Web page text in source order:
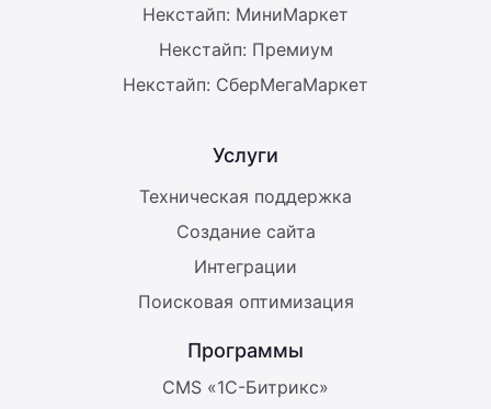
Некстайп: МиниМаркет
Некстайп: Премиум
Некстайп: СберМегаМаркет
Услуги
Техническая поддержка
Создание сайта
Интеграции
Поисковая оптимизация
Программы
CMS «1С-Битрикс»